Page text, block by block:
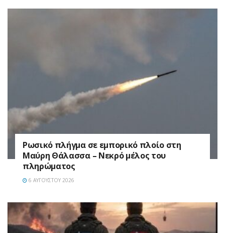
Ρωσικό πλήγμα σε εμπορικό πλοίο στη
Μαύρη Θάλασσα – Νεκρό μέλος του
πληρώματος
6 ΑΥΓΟΎΣΤΟΥ 2026